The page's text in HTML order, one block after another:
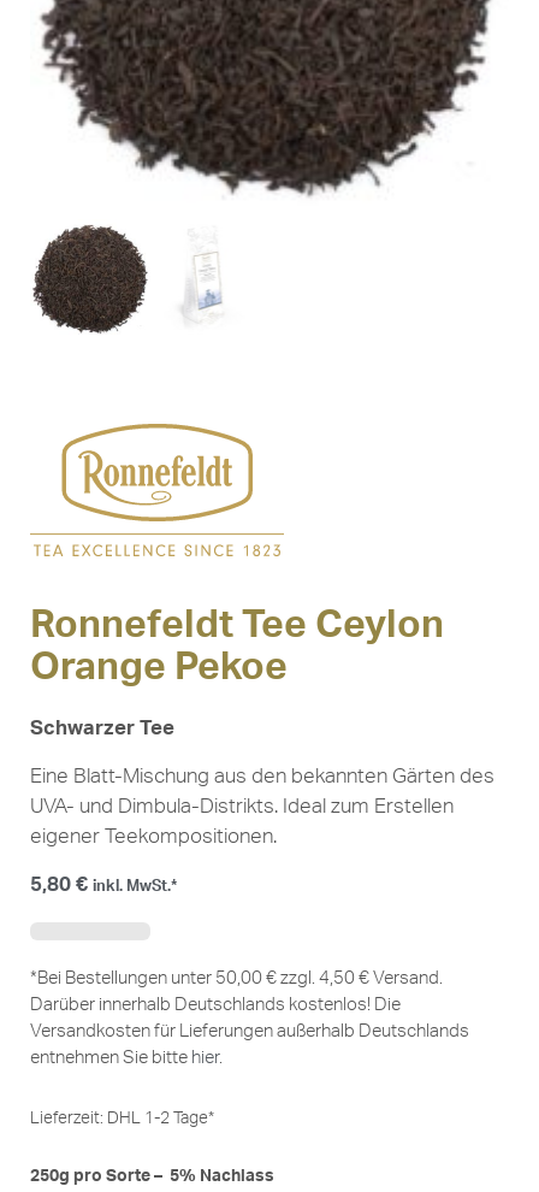
Ronnefeldt Tee Ceylon
Orange Pekoe
Schwarzer Tee
Eine Blatt-Mischung aus den bekannten Gärten des
UVA- und Dimbula-Distrikts. Ideal zum Erstellen
eigener Teekompositionen.
5,80 € inkl. MwSt.*
*Bei Bestellungen unter 50,00 € zzgl. 4,50 € Versand.
Darüber innerhalb Deutschlands kostenlos! Die
Versandkosten für Lieferungen außerhalb Deutschlands
entnehmen Sie bitte hier.
Lieferzeit: DHL 1-2 Tage*
250g pro Sorte – 5% Nachlass